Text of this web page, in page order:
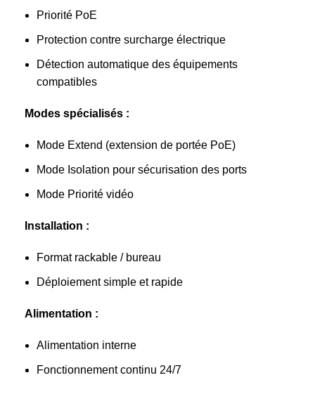
Priorité PoE
Protection contre surcharge électrique
Détection automatique des équipements
compatibles
Modes spécialisés :
Mode Extend (extension de portée PoE)
Mode Isolation pour sécurisation des ports
Mode Priorité vidéo
Installation :
Format rackable / bureau
Déploiement simple et rapide
Alimentation :
Alimentation interne
Fonctionnement continu 24/7